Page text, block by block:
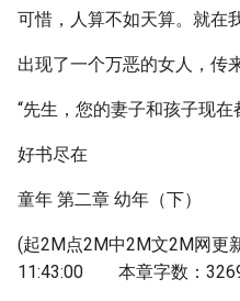
可惜，人算不如天算。就在
出现了一个万恶的女人，传
“先生，您的妻子和孩子现
好书尽在
童年 第二章 幼年（下）
(起2M点2M中2M文2M网更
11:43:00 本章字数：